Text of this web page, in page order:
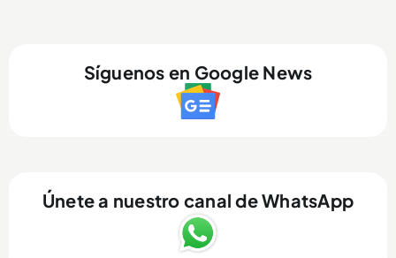
Síguenos en Google News
Únete a nuestro canal de WhatsApp